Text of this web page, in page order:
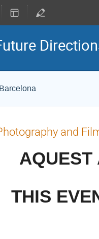
and
AQUEST
THIS